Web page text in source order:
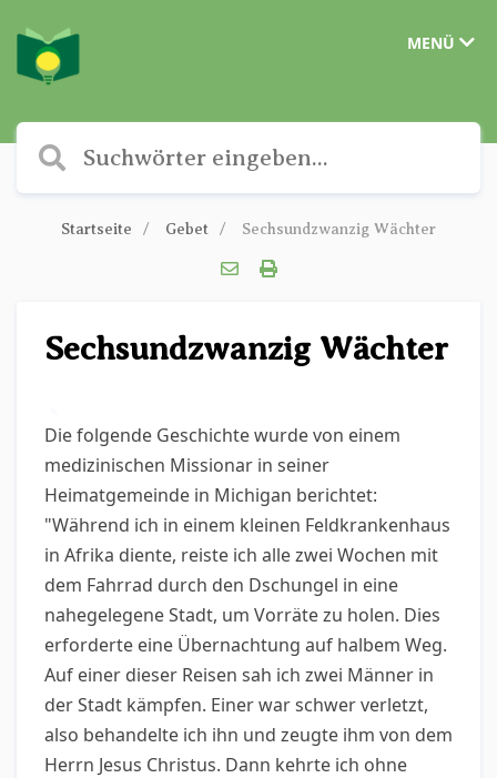
MENÜ
Startseite Gebet Sechsundzwanzig Wächter
Sechsundzwanzig Wächter
Die folgende Geschichte wurde von einem
medizinischen Missionar in seiner
Heimatgemeinde in Michigan berichtet:
"Während ich in einem kleinen Feldkrankenhaus
in Afrika diente, reiste ich alle zwei Wochen mit
dem Fahrrad durch den Dschungel in eine
nahegelegene Stadt, um Vorräte zu holen. Dies
erforderte eine Übernachtung auf halbem Weg.
Auf einer dieser Reisen sah ich zwei Männer in
der Stadt kämpfen. Einer war schwer verletzt,
also behandelte ich ihn und zeugte ihm von dem
Herrn Jesus Christus. Dann kehrte ich ohne